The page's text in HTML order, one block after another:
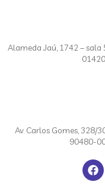
Alameda Jaú, 1742 – sala
Av. Carlos Gomes, 328/
90480-